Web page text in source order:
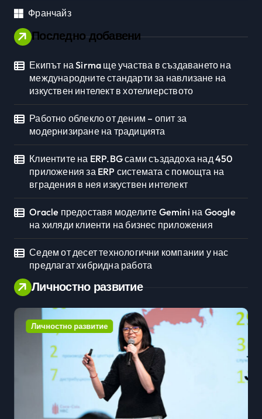
Франчайз
Последно добавени
Екипът на Sirma ще участва в създаването на
международните стандарти за навлизане на
изкуствен интелект в хотелиерството
Работно облекло от деним – опит за
модернизиране на традицията
Клиентите на ERP.BG сами създадоха над 450
приложения за ERP системата с помощта на
вградения в нея изкуствен интелект
Oracle предоставя моделите Gemini на Google
на хиляди клиенти на бизнес приложения
Седем от десет технологични компании у нас
предлагат хибридна работа
Личностно развитие
Личностно развитие